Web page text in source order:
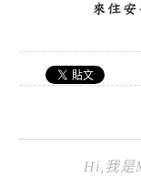
Hi,我是